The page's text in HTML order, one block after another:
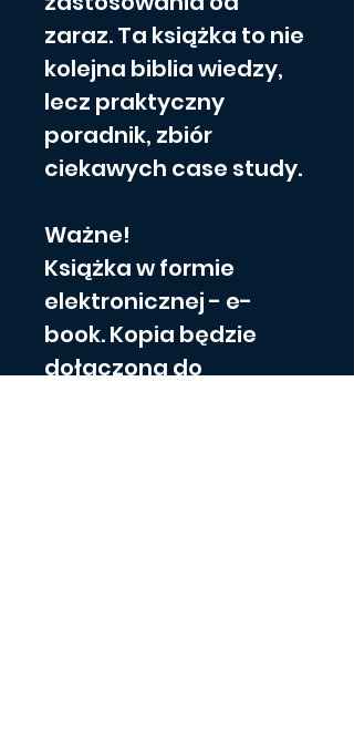
zaraz. Ta książka to nie
kolejna biblia wiedzy,
lecz praktyczny
poradnik, zbiór
ciekawych case study.
Ważne!
Książka w formie
elektronicznej - e-
book. Kopia będzie
dołączona do